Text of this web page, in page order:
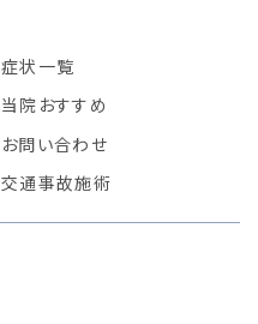
症状一覧
当院おすすめ
お問い合わせ
交通事故施術